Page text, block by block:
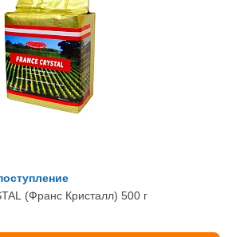
(Франс Кристалл) 500 г